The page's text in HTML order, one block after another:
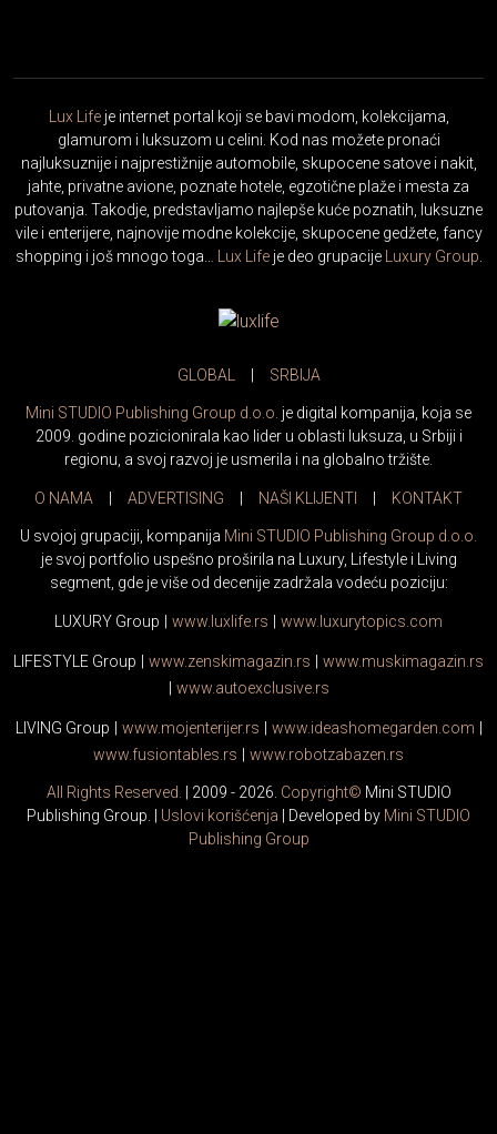
Lux Lifeje internet portal koji se bavi modom, kolekcijama,
glamurom i luksuzom u celini. Kod nas možete pronaći
najluksuznije i najprestižnije automobile, skupocene satove i nakit,
jahte, privatne avione, poznate hotele, egzotične plaže i mesta za
putovanja. Takodje, predstavljamo najlepše kuće poznatih, luksuzne
vile i enterijere, najnovije modne kolekcije, skupocene gedžete, fancy
shopping i još mnogo toga…
Lux Lifeje deo grupacije Luxury Group
GLOBAL SRBIJA
Mini STUDIO Publishing Group d.o.o. je digital kompanija, koja se
2009. godine pozicionirala kao lider u oblasti luksuza, u Srbiji i
regionu, a svoj razvoj je usmerila i na globalno tržište.
O NAMA ADVERTISING NAŠI KLIJENTI KONTAKT
U svojoj grupaciji, kompanija Mini STUDIO Publishing Group d.o.o.
je svoj portfolio uspešno proširila na Luxury, Lifestyle i Living
segment, gde je više od decenije zadržala vodeću poziciju:
LUXURY Group www. luxlife .rs www. luxurytopics .com
LIFESTYLE Group www. zenskimagazin.rs www. muskimagazin.rs
www. autoexclusive.rs
LIVING Group www. mojenterijer.rs www. ideashomegarden.com
www. fusiontables .rs www. robotzabazen .rs
All Rights Reserved. | 2009 - 2026. Copyright© Mini STUDIO
Publishing Group. | Uslovi korišćenja | Developed by Mini STUDIO
Publishing Group